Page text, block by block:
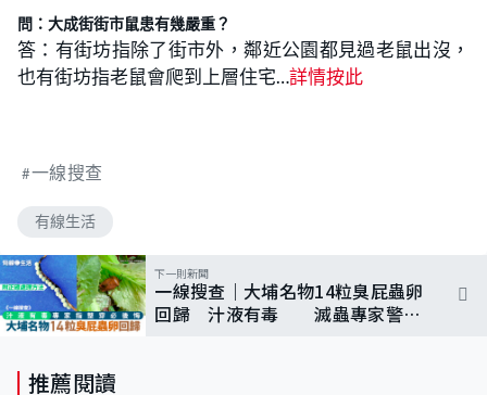
問：大成街街市鼠患有幾嚴重？
答：有街坊指除了街市外，鄰近公園都見過老鼠出沒，
也有街坊指老鼠會爬到上層住宅…詳情按此
一線搜查
有線生活
下一則新聞
一線搜查｜大埔名物14粒臭屁蟲卵
回歸 汁液有毒 滅蟲專家警
推薦閱讀